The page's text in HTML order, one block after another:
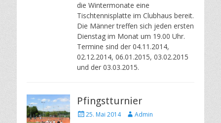
die Wintermonate eine
Tischtennisplatte im Clubhaus bereit.
Die Männer treffen sich jeden ersten
Dienstag im Monat um 19.00 Uhr.
Termine sind der 04.11.2014,
02.12.2014, 06.01.2015, 03.02.2015
und der 03.03.2015.
Pfingstturnier
Posted25. Mai 2014 Author
Admin